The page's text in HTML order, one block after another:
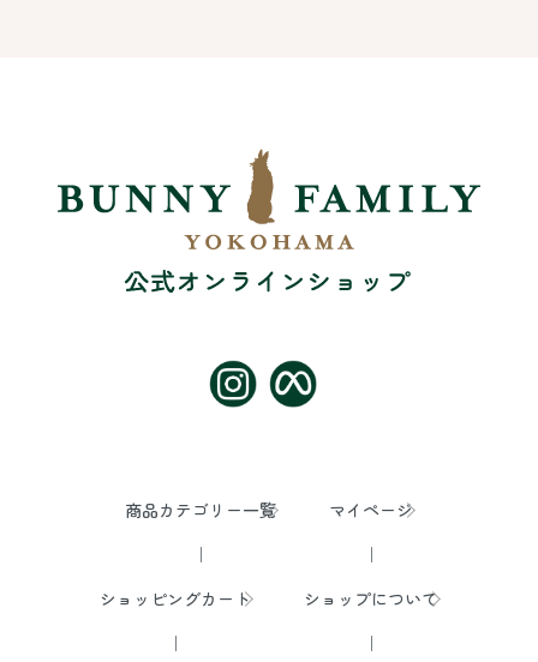
商品カテゴリー一覧 マイページ
ショッピングカート ショップについて